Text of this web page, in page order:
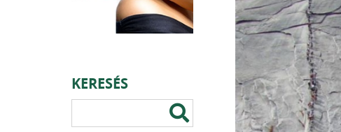
KERESÉS